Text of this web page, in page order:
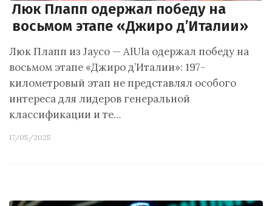
Люк Плапп одержал победу на
восьмом этапе «Джиро д’Италии»
Люк Плапп из Jayco — AlUla одержал победу на
восьмом этапе «Джиро д’Италии»: 197-
километровый этап не представлял особого
интереса для лидеров генеральной
классификации и те…
17/05/2025